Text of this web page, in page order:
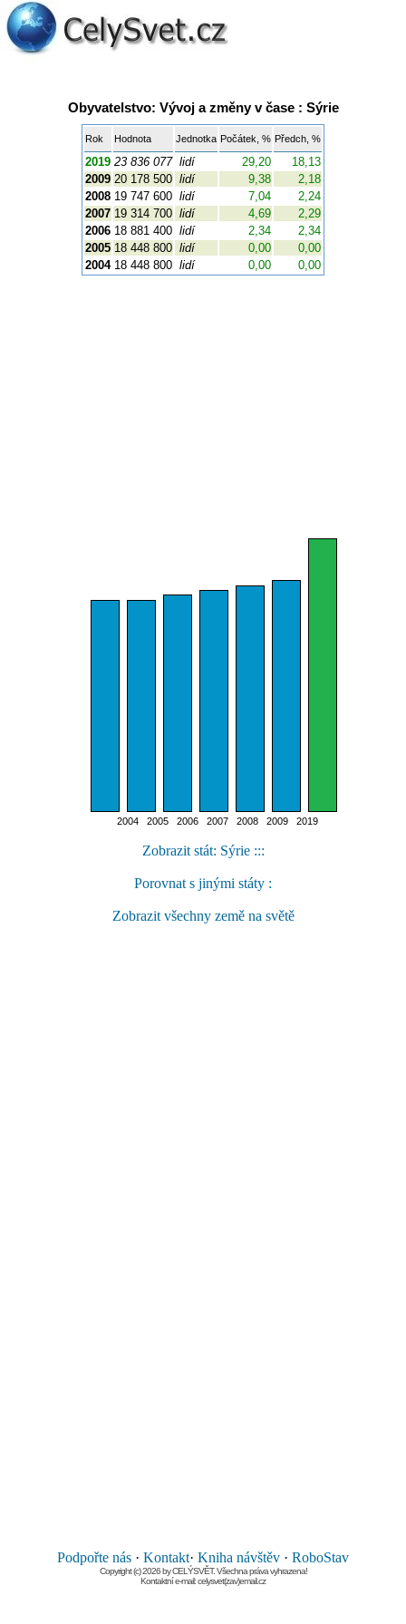
Obyvatelstvo: Vývoj a změny v čase : Sýrie
Rok Hodnota Jednotka Počátek, % Předch, %
2019 23 836 077 lidí 29,20
18,13
2009 20 178 500 lidí 9,38
2,18
2008 19 747 600 lidí 7,04
2,24
2007 19 314 700 lidí 4,69
2,29
2006 18 881 400 lidí 2,34
2,34
2005 18 448 800 lidí 0,00
0,00
2004 18 448 800 lidí 0,00 0,00
2004 2005 2006 2007 2008 2009 2019
Zobrazit stát: Sýrie :::
Porovnat s jinými státy :
Zobrazit všechny země na světě
Podpořte nás · Kontakt· Kniha návštěv · RoboStav
Copyright (c) 2026 by CELÝSVĚT. Všechna práva vyhrazena!
Kontaktní e-mail: celysvet(zav)email.cz